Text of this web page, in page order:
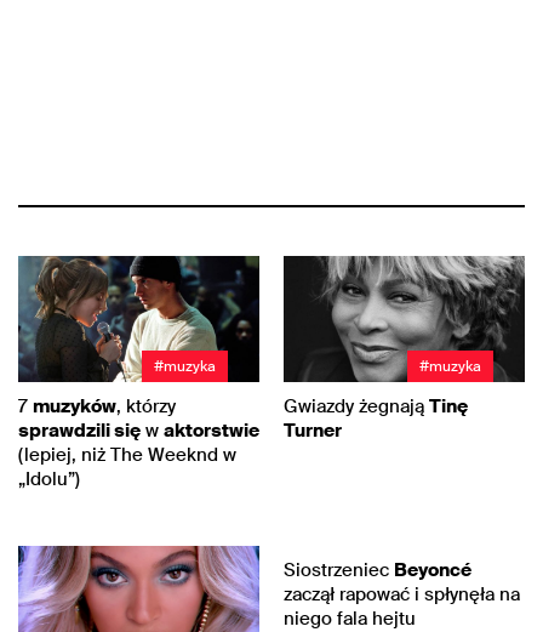
#muzyka
7 muzyków, którzy
sprawdzili się w aktorstwie
(lepiej, niż The Weeknd w
„Idolu”)
#muzyka
Gwiazdy żegnają Tinę
Turner
Siostrzeniec Beyoncé
zaczął rapować i spłynęła na
niego fala hejtu